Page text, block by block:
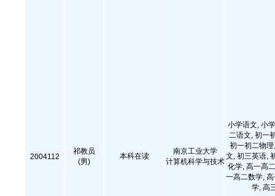
2004112
祁教员
(男)
本科在读
南京工业大学
计算机科学与技术
小学语文, 小
二语文, 初一
初一初二物
文, 初三英语,
化学, 高一高
一高二数学,
学, 高